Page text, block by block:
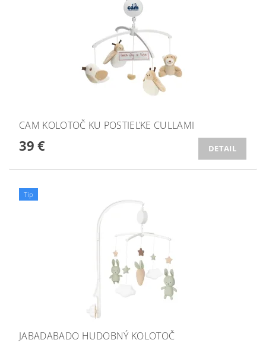
CAM KOLOTOČ KU POSTIEĽKE CULLAMI
39 € DETAIL
Tip
JABADABADO HUDOBNÝ KOLOTOČ